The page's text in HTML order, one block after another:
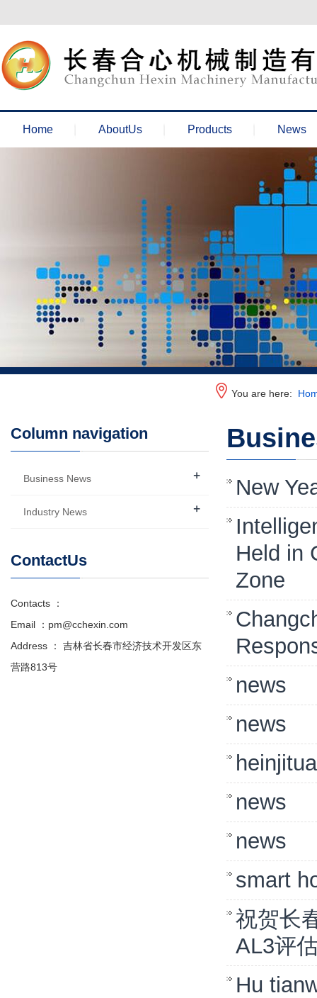
Home AboutUs Products News
You are here:
New
Held in
Zone
news
news
news
news
smart
祝贺长
AL3评
Hu
Column navigation
Business News +
Industry News +
ContactUs
Contacts ：
Email ：pm@cchexin.com
Address ： 吉林省长春市经济技术开发区东
营路813号